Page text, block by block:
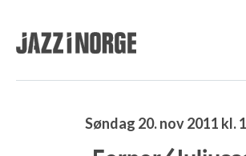
Søndag 20. nov 2011 kl.